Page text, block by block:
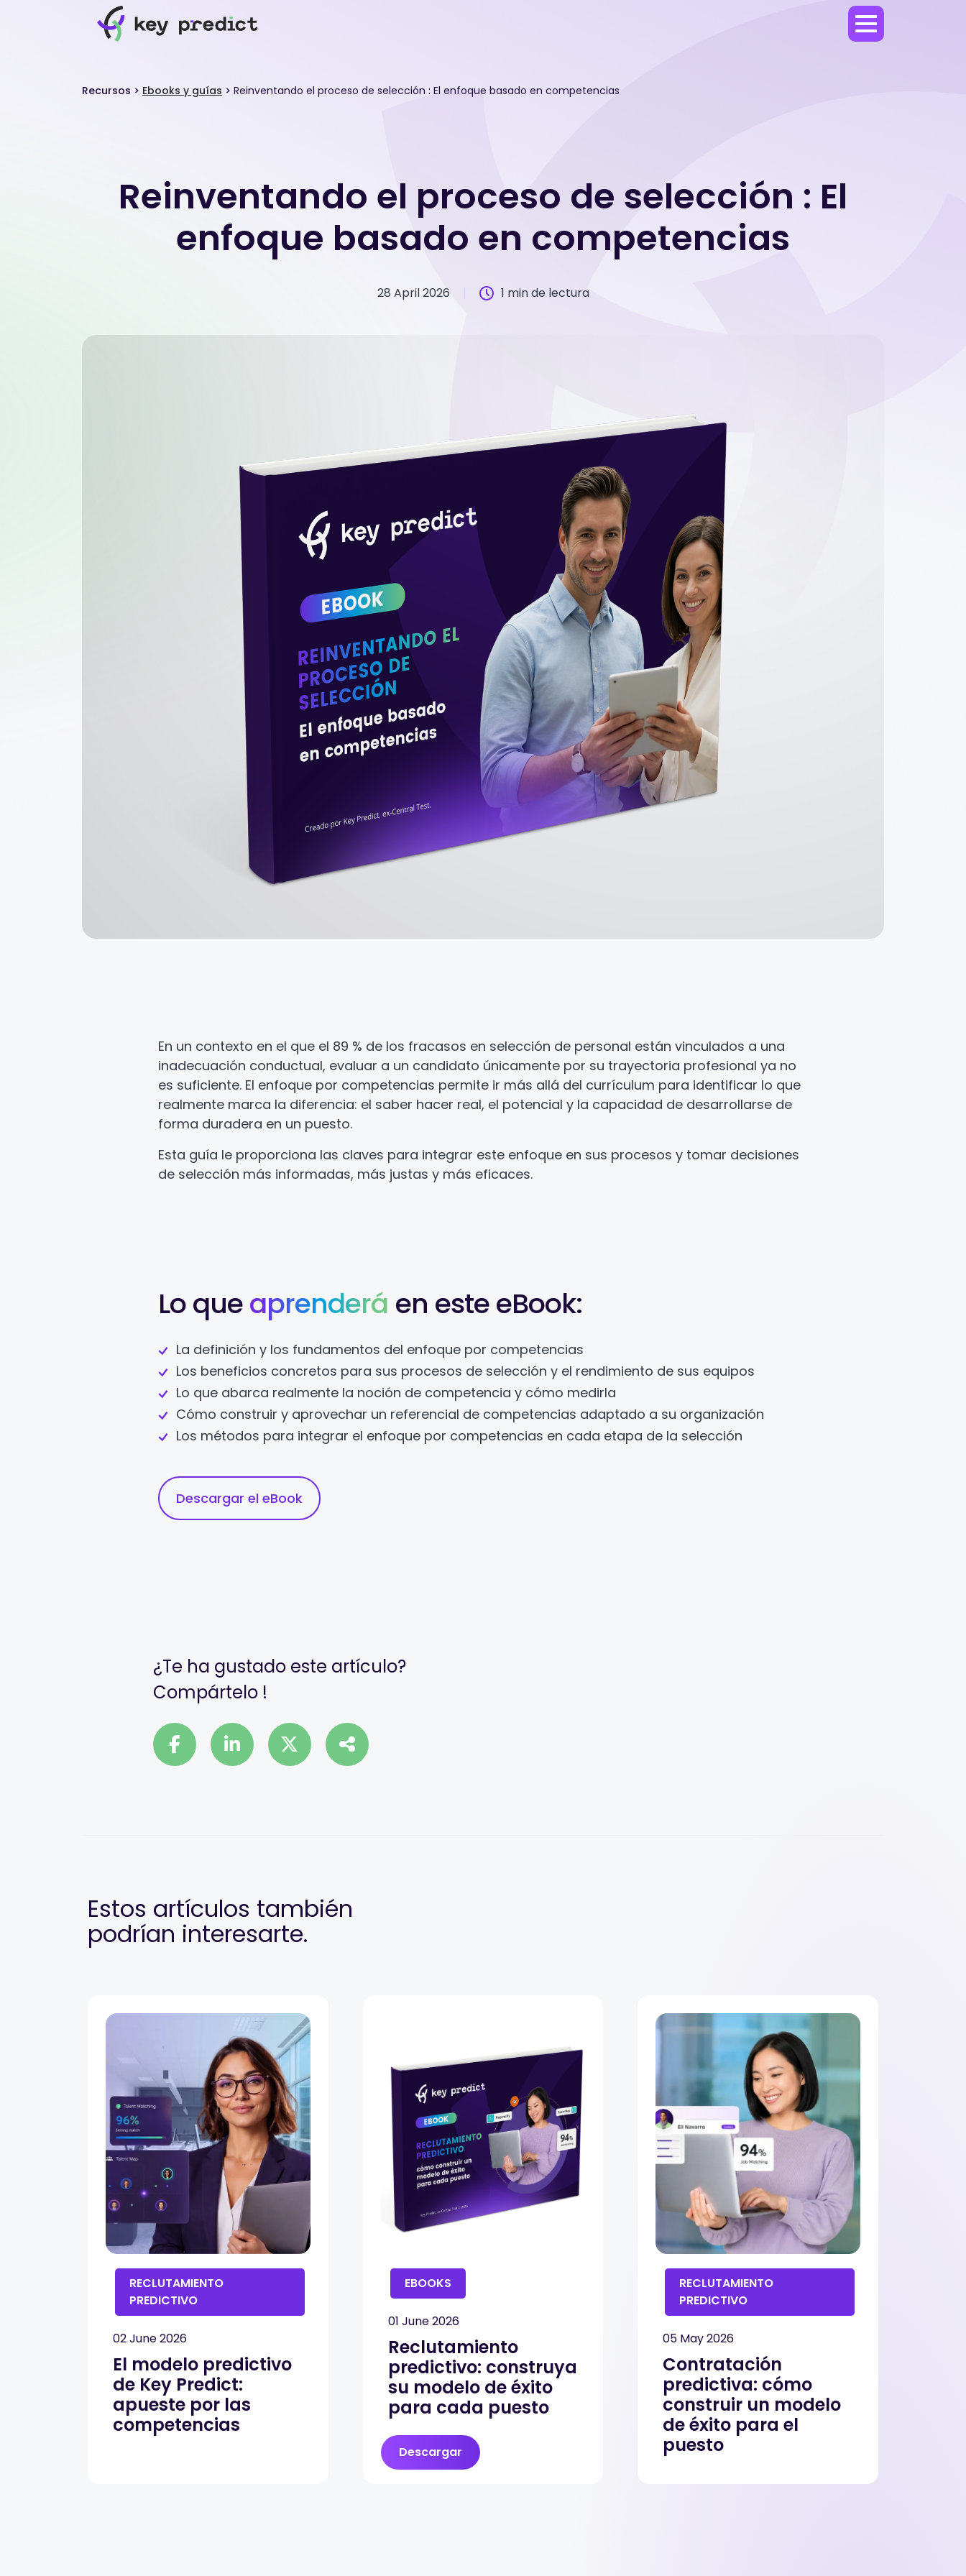
Recursos > Ebooks y guías > Reinventando el proceso de selección : El enfoque basado en competencias
Reinventando el proceso de selección : El
enfoque basado en competencias
28 April 2026 1 min de lectura
En un contexto en el que el 89 % de los fracasos en selección de personal están vinculados a una
inadecuación conductual, evaluar a un candidato únicamente por su trayectoria profesional ya no
es suficiente. El enfoque por competencias permite ir más allá del currículum para identificar lo que
realmente marca la diferencia: el saber hacer real, el potencial y la capacidad de desarrollarse de
forma duradera en un puesto.
Esta guía le proporciona las claves para integrar este enfoque en sus procesos y tomar decisiones
de selección más informadas, más justas y más eficaces.
Lo queaprenderá en este eBook:
La definición y los fundamentos del enfoque por competencias
Los beneficios concretos para sus procesos de selección y el rendimiento de sus equipos
Lo que abarca realmente la noción de competencia y cómo medirla
Cómo construir y aprovechar un referencial de competencias adaptado a su organización
Los métodos para integrar el enfoque por competencias en cada etapa de la selección
Descargar el eBook
¿Te ha gustado este artículo?
Compártelo !
Estos artículos también
podrían interesarte.
RECLUTAMIENTO
PREDICTIVO
02 June 2026
El modelo predictivo
de Key Predict:
apueste por las
competencias
EBOOKS
01 June 2026
Reclutamiento
predictivo: construya
su modelo de éxito
para cada puesto
Descargar
RECLUTAMIENTO
PREDICTIVO
05 May 2026
Contratación
predictiva: cómo
construir un modelo
de éxito para el
puesto